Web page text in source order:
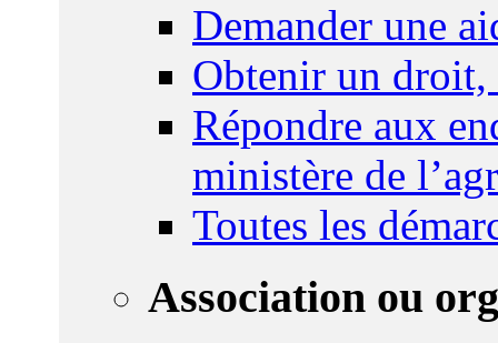
Demander une
Obtenir un droit,
Répondre aux
ministère de
Toutes les
Association ou